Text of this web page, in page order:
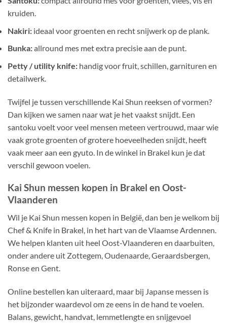
kruiden.
Nakiri: ideaal voor groenten en recht snijwerk op de plank.
Bunka:allround mes met extra precisie aan de punt.
Petty / utility knife: handig voor fruit, schillen, garnituren en
detailwerk.
Twijfel je tussen verschillende Kai Shun reeksen of vormen?
Dan kijken we samen naar wat je het vaakst snijdt. Een
santoku voelt voor veel mensen meteen vertrouwd, maar wie
vaak grote groenten of grotere hoeveelheden snijdt, heeft
vaak meer aan een gyuto. In de winkel in Brakel kun je dat
verschil gewoon voelen.
Kai Shun messen kopen in Brakel en Oost-
Vlaanderen
Wil je Kai Shun messen kopen in België, dan ben je welkom bij
Chef & Knife in Brakel, in het hart van de Vlaamse Ardennen.
We helpen klanten uit heel Oost-Vlaanderen en daarbuiten,
onder andere uit Zottegem, Oudenaarde, Geraardsbergen,
Ronse en Gent.
Online bestellen kan uiteraard, maar bij Japanse messen is
het bijzonder waardevol om ze eens in de hand te voelen.
Balans, gewicht, handvat, lemmetlengte en snijgevoel